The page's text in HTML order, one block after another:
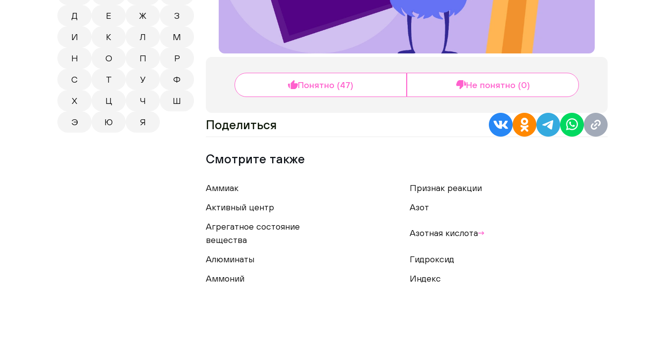
Д Е Ж З
И К Л М
Н О П Р
С Т У Ф
Х Ц Ч Ш
Э Ю Я
Понятно (47) Не понятно (0)
Поделиться
Смотрите также
Аммиак
Признак реакции
Активный центр
Азот
Агрегатное состояние
вещества
Азотная кислота
Алюминаты
Гидроксид
Аммоний
Индекс